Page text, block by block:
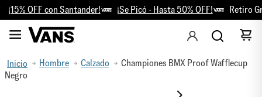
¡15% OFF con Santander! ¡Se Picó - Hasta 50% OFF! Retiro
Hombre Calzado
Championes BMX Proof Wafflecup
Negro